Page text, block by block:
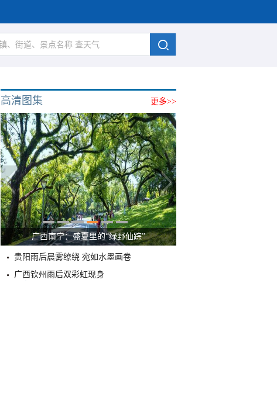
更多>>
高清图集
广西南宁：盛夏里的“绿野仙踪”
贵阳雨后晨雾缭绕 宛如水墨画卷
广西钦州雨后双彩虹现身